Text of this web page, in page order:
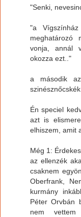
"Senki,
"a
meghatározó
vonja, annál
okozza ezt.."
a második
Én speciel
azt is
elhiszem, amit
Még 1:
az ellenzék
csaknem
Oberfrank,
kurmány
Péter Orvbán
nem